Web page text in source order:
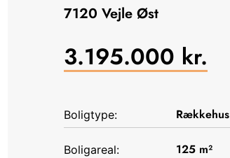
7120 Vejle Øst
3.195.000 kr.
Boligtype: Rækkehus
Boligareal: 125m²